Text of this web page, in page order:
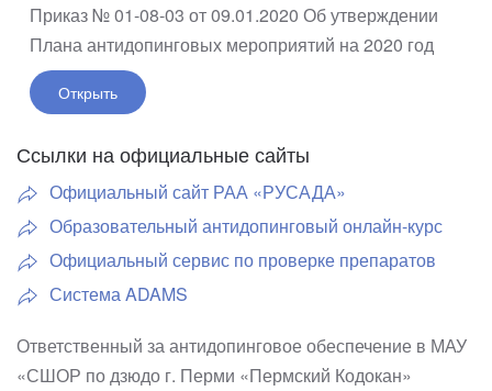
Приказ № 01-08-03 от 09.01.2020 Об утверждении
Плана антидопинговых мероприятий на 2020 год
Открыть
Ссылки на официальные сайты
Официальный сайт РАА «РУСАДА»
Образовательный антидопинговый онлайн-курс
Официальный сервис по проверке препаратов
Система ADAMS
Ответственный за антидопинговое обеспечение в МАУ
«СШОР по дзюдо г. Перми «Пермский Кодокан»